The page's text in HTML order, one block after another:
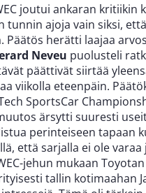
joutui ankaran kritiikin
tunnin ajoja vain siksi,
Päätös herätti laajaa
Neveu puolusteli
päättivät siirtää
viikolla eteenpäin.
SportsCar
ärsytti suuresti
perinteiseen tapaan
että sarjalla ei ole
jehun mukaan
tallin kotimaahan